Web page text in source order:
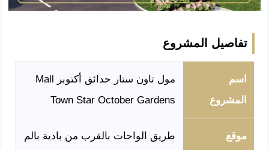
تفاصيل المشروع
اسم
المشروع
مول تاون ستار حدائق أكتوبر Mall
Town Star October Gardens
موقع
طريق الواحات بالقرب من بادية بالم